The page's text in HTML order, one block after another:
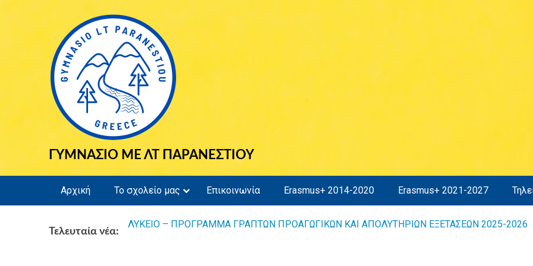
ΓΥΜΝΑΣΙΟ ΜΕ ΛΤ ΠΑΡΑΝΕΣΤΙΟΥ
Αρχική Το σχολείο μας Επικοινωνία Erasmus+ 2014-2020 Erasmus+ 2021-2027
Τελευταία νέα:
ΛΥΚΕΙΟ – ΠΡΟΓΡΑΜΜΑ ΓΡΑΠΤΩΝ ΠΡΟΑΓΩΓΙΚΩΝ ΚΑΙ ΑΠΟΛΥΤΗΡΙΩΝ ΕΞΕΤΑΣΕΩΝ 2025-2026